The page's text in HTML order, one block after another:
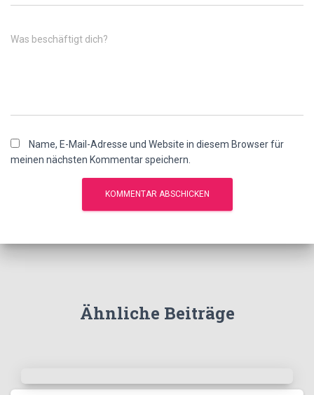
Was beschäftigt dich?
Name, E-Mail-Adresse und Website in diesem Browser für
meinen nächsten Kommentar speichern.
Ähnliche Beiträge